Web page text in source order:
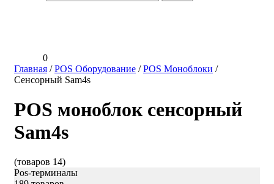
0
Главная /POS Оборудование /POS Моноблоки /
Сенсорный Sam4s
POS моноблок сенсорный
Sam4s
(товаров 14)
Pos-терминалы